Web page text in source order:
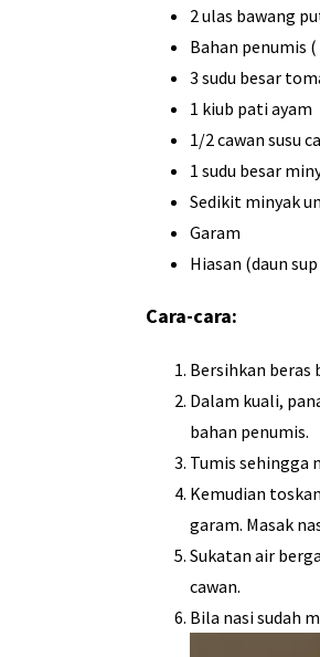
2 ulas bawang
Bahan penumis
3 sudu besar
1 kiub pati ayam
1/2 cawan susu
1 sudu besar
Sedikit minyak
Garam
Hiasan (daun
Cara-cara:
Bersihkan beras
Dalam kuali,
bahan penumis.
Tumis sehingga
Kemudian
garam. Masak
Sukatan air
cawan.
Bila nasi sudah